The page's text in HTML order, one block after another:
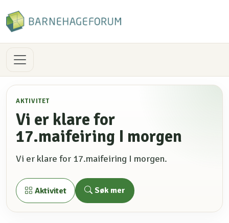
AKTIVITET
Vi er klare for
17.maifeiring I morgen
Vi er klare for 17.maifeiring I morgen.
Aktivitet Søk mer